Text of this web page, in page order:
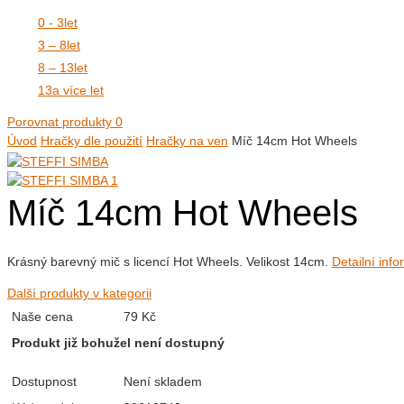
0 - 3let
3 – 8let
8 – 13let
13a více let
Porovnat produkty 0
Úvod Hračky dle použití Hračky na ven Míč 14cm Hot Wheels
Míč 14cm Hot Wheels
Krásný barevný mič s licencí Hot Wheels. Velikost 14cm. Detailní
Další produkty v kategorii
Naše cena
79 Kč
Produkt již bohužel není dostupný
Dostupnost
Není skladem